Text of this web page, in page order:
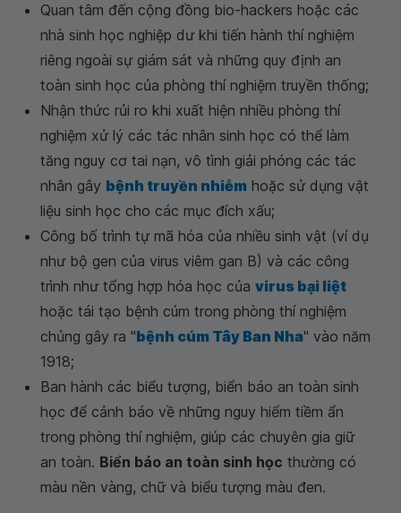
Quan tâm đến cộng đồng bio-hackers hoặc các
nhà sinh học nghiệp dư khi tiến hành thí nghiệm
riêng ngoài sự giám sát và những quy định an
toàn sinh học của phòng thí nghiệm truyền thống;
Nhận thức rủi ro khi xuất hiện nhiều phòng thí
nghiệm xử lý các tác nhân sinh học có thể làm
tăng nguy cơ tai nạn, vô tình giải phóng các tác
nhân gây bệnh truyền nhiễm hoặc sử dụng vật
liệu sinh học cho các mục đích xấu;
Công bố trình tự mã hóa của nhiều sinh vật (ví dụ
như bộ gen của virus viêm gan B) và các công
trình như tổng hợp hóa học của virus bại liệt
hoặc tái tạo bệnh cúm trong phòng thí nghiệm
chủng gây ra "bệnh cúm Tây Ban Nha" vào năm
1918;
Ban hành các biểu tượng, biển báo an toàn sinh
học để cảnh báo về những nguy hiểm tiềm ẩn
trong phòng thí nghiệm, giúp các chuyên gia giữ
an toàn. Biển báo an toàn sinh học thường có
màu nền vàng, chữ và biểu tượng màu đen.